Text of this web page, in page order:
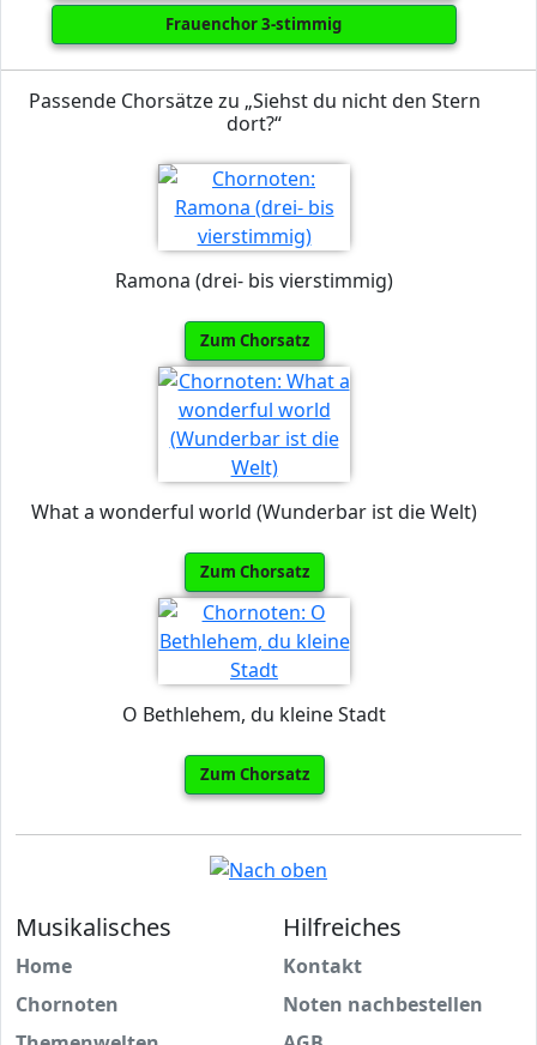
Frauenchor 3-stimmig
Passende Chorsätze zu „Siehst du nicht den Stern
dort?“
Ramona (drei- bis vierstimmig)
Zum Chorsatz
What a wonderful world (Wunderbar ist die Welt)
Zum Chorsatz
O Bethlehem, du kleine Stadt
Zum Chorsatz
Musikalisches
Home
Chornoten
Hilfreiches
Kontakt
Noten nachbestellen